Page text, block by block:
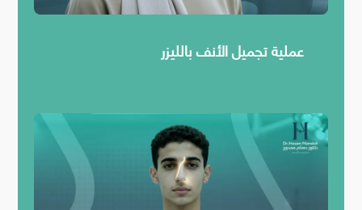
عملية تجميل الأنف بالليزر